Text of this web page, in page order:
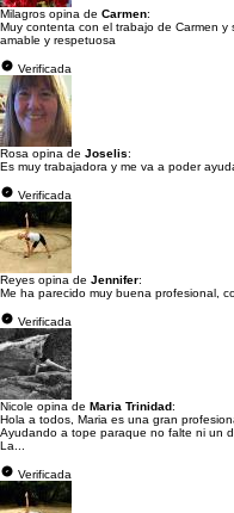
Milagros opina de Carmen:
Muy contenta con el trabajo de Carmen
amable y respetuosa
Verificada
Rosa opina de Joselis:
Es muy trabajadora y me va a poder
Verificada
Reyes opina de Jennifer:
Me ha parecido muy buena profesional,
Verificada
Nicole opina de Maria Trinidad:
Hola a todos, Maria es una gran
Ayudando a tope paraque no falte ni un
La...
Verificada